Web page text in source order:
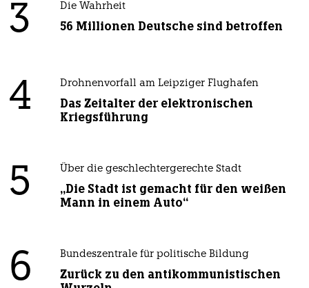
3 Die Wahrheit
56 Millionen Deutsche sind betroffen
4 Drohnenvorfall am Leipziger Flughafen
Das Zeitalter der elektronischen
Kriegsführung
5 Über die geschlechtergerechte Stadt
„Die Stadt ist gemacht für den weißen
Mann in einem Auto“
6 Bundeszentrale für politische Bildung
Zurück zu den antikommunistischen